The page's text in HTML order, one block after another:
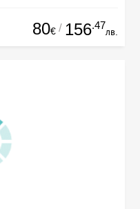
80€ / 156.47
лв.